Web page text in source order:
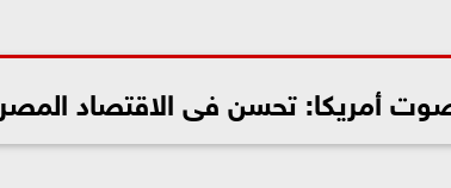
أمريكا: تحسن فى الاقتصاد